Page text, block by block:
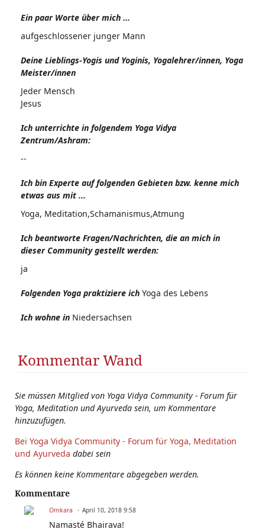
Ein paar Worte über mich ...
aufgeschlossener junger Mann
Deine Lieblings-Yogis und Yoginis, Yogalehrer/innen, Yoga
Meister/innen
Jeder Mensch
Jesus
Ich unterrichte in folgendem Yoga Vidya
Zentrum/Ashram:
--
Ich bin Experte auf folgenden Gebieten bzw. kenne mich
etwas aus mit ...
Yoga, Meditation,Schamanismus,Atmung
Ich beantworte Fragen/Nachrichten, die an mich in
dieser Community gestellt werden:
ja
Folgenden Yoga praktiziere ich Yoga des Lebens
Ich wohne in Niedersachsen
Kommentar Wand
Sie müssen Mitglied von Yoga Vidya Community - Forum für
Yoga, Meditation und Ayurveda sein, um Kommentare
hinzuzufügen.
Bei Yoga Vidya Community - Forum für Yoga, Meditation
und Ayurveda dabei sein
Es können keine Kommentare abgegeben werden.
Kommentare
Omkara April 10, 2018 9:58
Namasté Bhairava!